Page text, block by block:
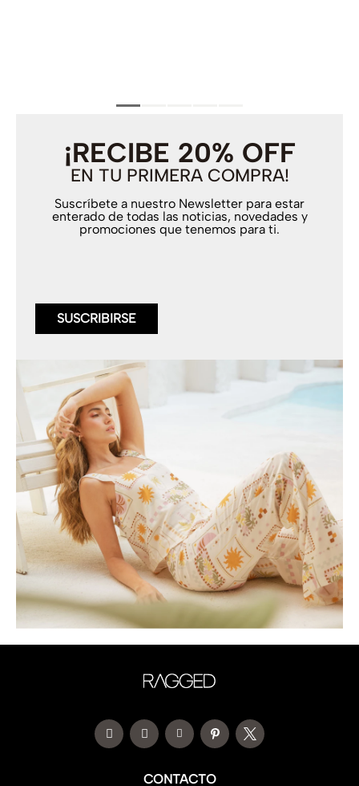
¡RECIBE 20% OFF
EN TU PRIMERA COMPRA!
Suscríbete a nuestro Newsletter para estar
enterado de todas las noticias, novedades y
promociones que tenemos para ti.
SUSCRIBIRSE
CONTACTO